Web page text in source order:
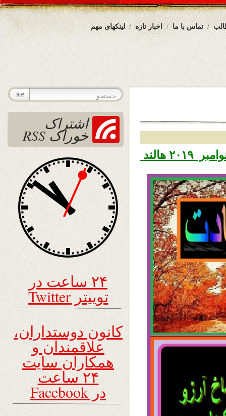
لینکهای مهم اخبار تازه تماس با ما
اشتراک
خوراک RSS
۲۴ ساعت در
توییتر Twitter
کانون دوستداران،
علاقمندان و
همکاران سایت
۲۴ ساعت
در Facebook